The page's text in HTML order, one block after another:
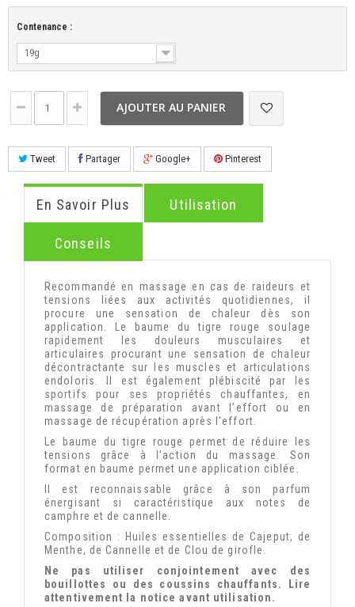
Contenance :
19g
AJOUTER AU PANIER
Tweet Partager Google+ Pinterest
En Savoir Plus Utilisation
Conseils
Recommandé en massage en cas de raideurs et
tensions liées aux activités quotidiennes, il
procure une sensation de chaleur dès son
application.
Le baume du tigre rouge soulage
rapidement les douleurs musculaires et
articulaires procurant une sensation de chaleur
décontractante sur les muscles et articulations
endoloris.
Il est également plébiscité par les
sportifs pour ses propriétés chauffantes, en
massage de préparation avant l’effort ou en
massage de récupération après l’effort.
Le baume du tigre rouge permet de réduire les
tensions grâce à l’action du massage. Son
format en baume permet une application ciblée.
Il est reconnaissable grâce à son parfum
énergisant si caractéristique aux notes de
camphre et de cannelle.
Composition : Huiles essentielles de Cajeput, de
Menthe, de Cannelle et de Clou de girofle.
Ne pas utiliser conjointement avec des
bouillottes ou des coussins chauffants. Lire
attentivement la notice avant utilisation.